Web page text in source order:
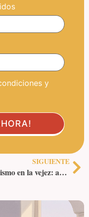
y
SIGUIENTE
Estoicismo en la vejez: aceptando el paso del tiempo